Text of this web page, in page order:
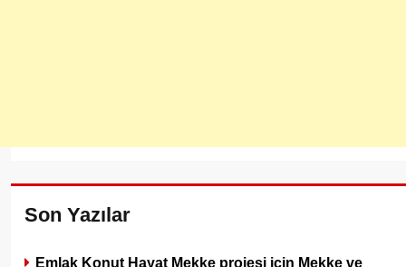
Son Yazılar
Emlak Konut Hayat Mekke projesi için Mekke ve